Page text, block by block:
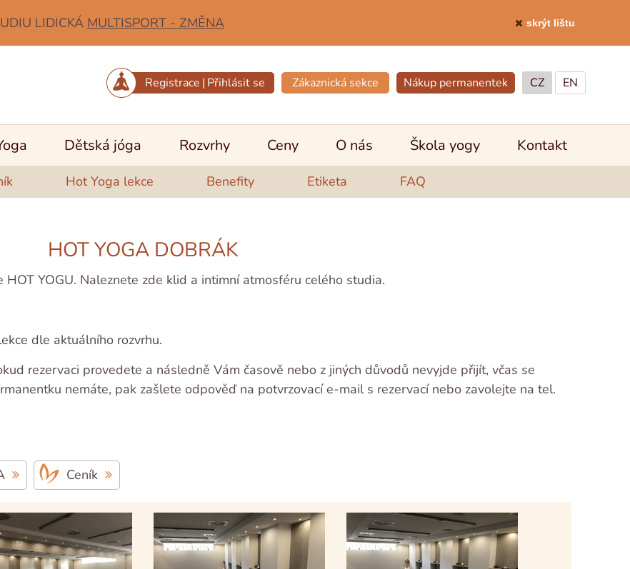
LIDICKÁ MULTISPORT - ZMĚNA skrýt lištu
Registrace | Přihlásit se Zákaznická sekce Nákup permanentek CZ EN
Hot Yoga lekce Benefity Etiketa FAQ
Dětská jóga Rozvrhy Ceny O nás Škola yogy Kontakt
HOT YOGA DOBRÁK
YOGU. Naleznete zde klid a intimní atmosféru celého studia.
dle aktuálního rozvrhu.
rezervaci provedete a následně Vám časově nebo z jiných důvodů nevyjde přijít, včas se
nemáte, pak zašlete odpověď na potvrzovací e-mail s rezervací nebo zavolejte na tel.
Ceník